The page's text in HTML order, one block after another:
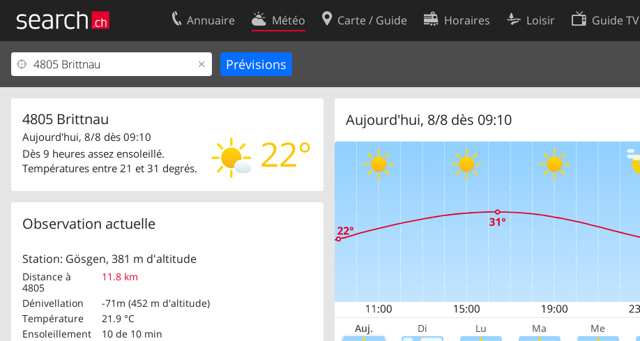
Annuaire Météo Carte / Guide Horaires Loisir Guide TV
4805 Brittnau
22°
Aujourd'hui, 8/8 dès 09:10
Dès 9 heures assez ensoleillé.
Températures entre 21 et 31 degrés.
Observation actuelle
Station: Gösgen, 381 m d'altitude
Distance à
4805
11.8 km
Dénivellation
-71m (452 m d'altitude)
Température
21.9 °C
Ensoleillement
10 de 10 min
Aujourd'hui, 8/8 dès 09:10
Auj. Di Lu Ma Me
Votre inscription
Centre clients
Contact
Conditions d’utilisation
Préférences de cookies